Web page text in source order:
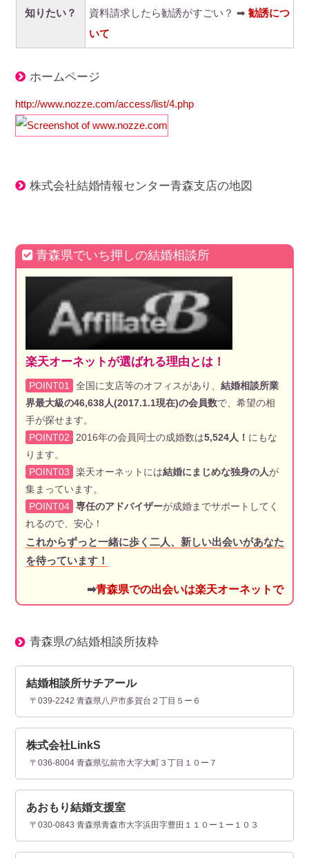
知りたい？
資料請求したら勧誘がすごい？ ➡ 勧誘につ
いて
ホームページ
http://www.nozze.com/access/list/4.php
株式会社結婚情報センター青森支店の地図
青森県でいち押しの結婚相談所
楽天オーネットが選ばれる理由とは！
POINT01 全国に支店等のオフィスがあり、 結婚相談所業
界最大級の46,638人(2017.1.1現在)の会員数で、希望の相
手が探せます。
POINT02
2016年の会員同士の成婚数は5,524人！ にもな
ります。
POINT03
楽天オーネットには結婚にまじめな独身の人が
集まっています。
POINT04 専任のアドバイザーが成婚までサポートしてく
れるので、安心！
これからずっと一緒に歩く二人、新しい出会いがあなた
を待っています！
➡青森県での出会いは楽天オーネットで
青森県の結婚相談所抜粋
結婚相談所サチアール
〒039-2242 青森県八戸市多賀台２丁目５ー６
株式会社LinkS
〒036-8004 青森県弘前市大字大町３丁目１０ー７
あおもり結婚支援室
〒030-0843 青森県青森市大字浜田字豊田１１０ー１ー１０３